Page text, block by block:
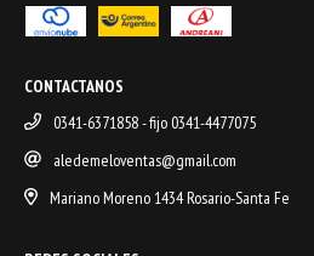
CONTACTANOS
0341-6371858 - fijo 0341-4477075
aledemeloventas@gmail.com
Mariano Moreno 1434 Rosario-Santa Fe